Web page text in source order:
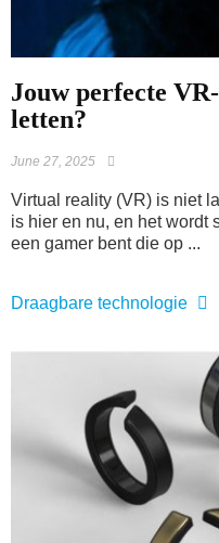
Jouw perfecte
letten?
June 27, 2025
Virtual reality (VR) is niet
is hier en nu, en het wordt
een gamer bent die op ...
Draagbare technologie